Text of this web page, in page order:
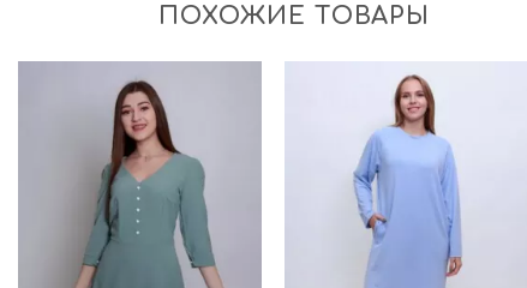
ПОХОЖИЕ ТОВАРЫ